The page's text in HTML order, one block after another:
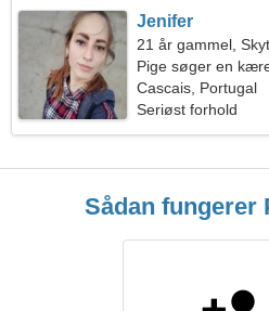
Jenifer
21 år gammel,
Pige søger en
Cascais, Portugal
Seriøst forhold
Sådan fungerer